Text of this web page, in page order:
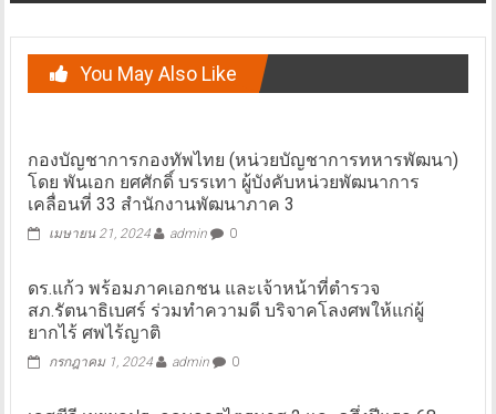
You May Also Like
กองบัญชาการกองทัพไทย (หน่วยบัญชาการทหารพัฒนา)
โดย พันเอก ยศศักดิ์ บรรเทา ผู้บังคับหน่วยพัฒนาการ
เคลื่อนที่ 33 สำนักงานพัฒนาภาค 3
เมษายน 21, 2024 admin 0
ดร.แก้ว พร้อมภาคเอกชน และเจ้าหน้าที่ตำรวจ
สภ.รัตนาธิเบศร์ ร่วมทำความดี บริจาคโลงศพให้แก่ผู้
ยากไร้ ศพไร้ญาติ
กรกฎาคม 1, 2024 admin 0